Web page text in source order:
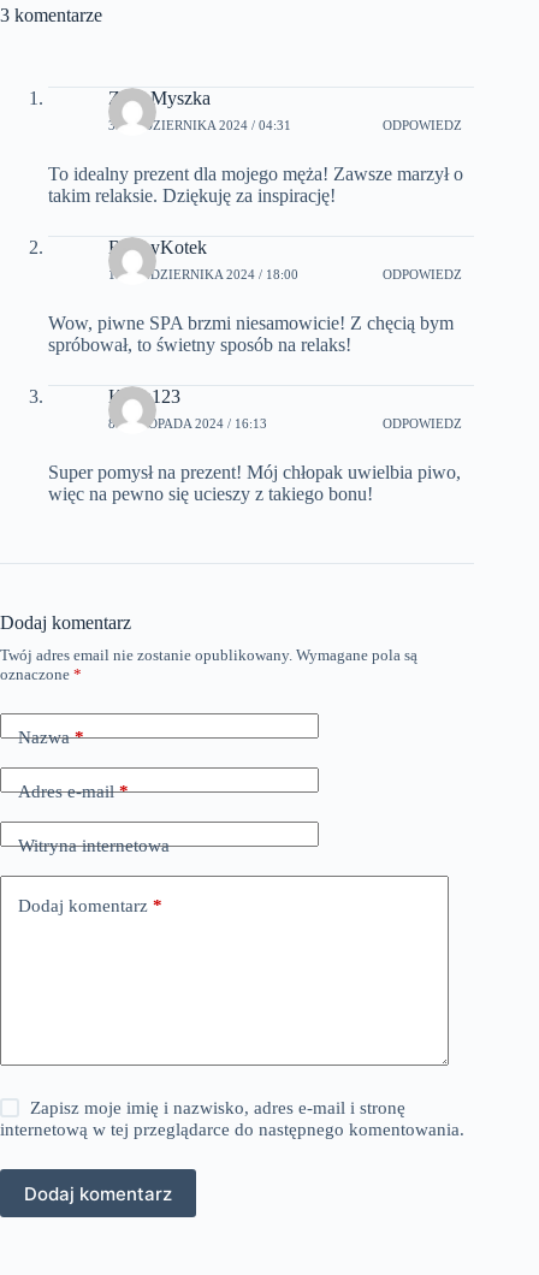
3 komentarze
ZosiaMyszka
3 PAŹDZIERNIKA 2024 / 04:31 ODPOWIEDZ
To idealny prezent dla mojego męża! Zawsze marzył o
takim relaksie. Dziękuję za inspirację!
BobbyKotek
17 PAŹDZIERNIKA 2024 / 18:00 ODPOWIEDZ
Wow, piwne SPA brzmi niesamowicie! Z chęcią bym
spróbował, to świetny sposób na relaks!
Kasia123
8 LISTOPADA 2024 / 16:13 ODPOWIEDZ
Super pomysł na prezent! Mój chłopak uwielbia piwo,
więc na pewno się ucieszy z takiego bonu!
Dodaj komentarz
Twój adres email nie zostanie opublikowany. Wymagane pola są
oznaczone *
Nazwa*
Adres e-mail*
Witryna internetowa
Dodaj komentarz *
Zapisz moje imię i nazwisko, adres e-mail i stronę
internetową w tej przeglądarce do następnego komentowania.
Dodaj komentarz